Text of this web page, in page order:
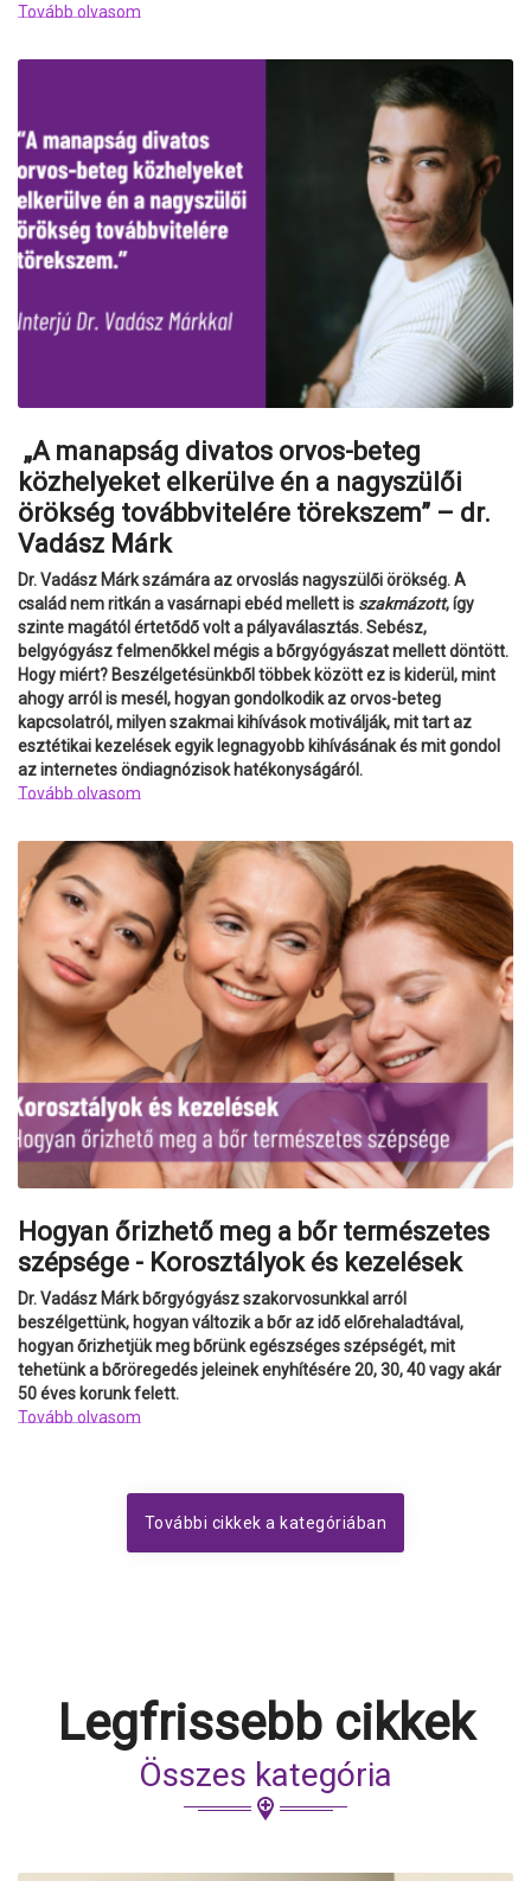
Tovább olvasom
„A manapság divatos orvos-beteg
közhelyeket elkerülve én a nagyszülői
örökség továbbvitelére törekszem” – dr.
Vadász Márk
Dr. Vadász Márk számára az orvoslás nagyszülői örökség. A
család nem ritkán a vasárnapi ebéd mellett is szakmázott, így
szinte magától értetődő volt a pályaválasztás. Sebész,
belgyógyász felmenőkkel mégis a bőrgyógyászat mellett döntött.
Hogy miért? Beszélgetésünkből többek között ez is kiderül, mint
ahogy arról is mesél, hogyan gondolkodik az orvos-beteg
kapcsolatról, milyen szakmai kihívások motiválják, mit tart az
esztétikai kezelések egyik legnagyobb kihívásának és mit gondol
az internetes öndiagnózisok hatékonyságáról.
Tovább olvasom
Hogyan őrizhető meg a bőr természetes
szépsége - Korosztályok és kezelések
Dr. Vadász Márk bőrgyógyász szakorvosunkkal arról
beszélgettünk, hogyan változik a bőr az idő előrehaladtával,
hogyan őrizhetjük meg bőrünk egészséges szépségét, mit
tehetünk a bőröregedés jeleinek enyhítésére 20, 30, 40 vagy akár
50 éves korunk felett.
Tovább olvasom
További cikkek a kategóriában
Legfrissebb cikkek
Összes kategória